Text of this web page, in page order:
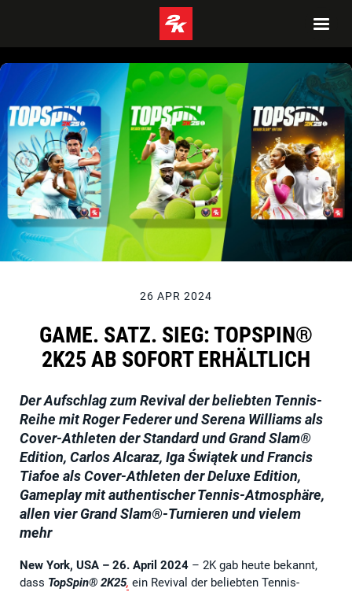
26 APR 2024
GAME. SATZ. SIEG: TOPSPIN®
2K25 AB SOFORT ERHÄLTLICH
Der Aufschlag zum Revival der beliebten Tennis-
Reihe mit Roger Federer und Serena Williams als
Cover-Athleten der Standard und Grand Slam®
Edition, Carlos Alcaraz, Iga Świątek und Francis
Tiafoe als Cover-Athleten der Deluxe Edition,
Gameplay mit authentischer Tennis-Atmosphäre,
allen vier Grand Slam®-Turnieren und vielem
mehr
New York, USA – 26. April 2024 – 2K gab heute bekannt,
dass TopSpin® 2K25, ein Revival der beliebten Tennis-